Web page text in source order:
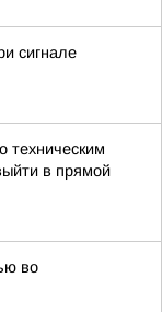
сигнале
техническим
в прямой
во